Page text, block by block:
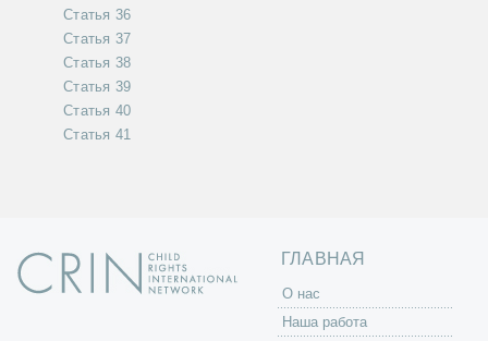
Статья 36
Статья 37
Статья 38
Статья 39
Статья 40
Статья 41
ГЛАВНАЯ
O нас
Наша работа